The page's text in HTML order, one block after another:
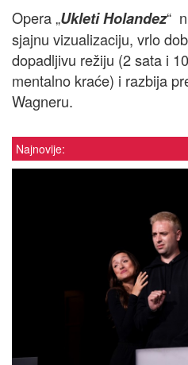
Opera „Ukleti Holandez“
sjajnu vizualizaciju, vrlo
dopadljivu režiju (2 sata i
mentalno kraće) i razbija
Wagneru.
Najnovije: